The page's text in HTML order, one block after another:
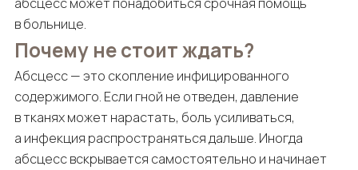
в больнице.
Почему не стоит ждать?
Абсцесс — это скопление инфицированного
содержимого. Если гной не отведен, давление
в тканях может нарастать, боль усиливаться,
а инфекция распространяться дальше. Иногда
абсцесс вскрывается самостоятельно и начинает